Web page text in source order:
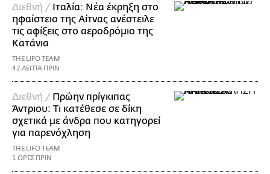
Διεθνή / Ιταλία: Νέα έκρηξη στο
ηφαίστειο της Αίτνας ανέστειλε
τις αφίξεις στο αεροδρόμιο της
Κατάνια
THE LIFO TEAM
42 ΛΕΠΤΑ ΠΡΙΝ
Διεθνή / Πρώην πρίγκιπας
Άντριου: Τι κατέθεσε σε δίκη
σχετικά με άνδρα που κατηγορεί
για παρενόχληση
THE LIFO TEAM
1 ΩΡΕΣ ΠΡΙΝ